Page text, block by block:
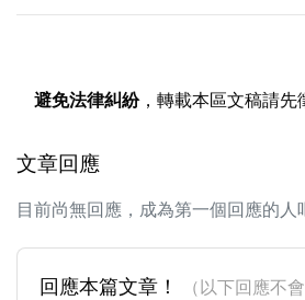
避免法律糾紛，轉載本區文稿請先
文章回應
目前尚無回應，成為第一個回應的人
回應本篇文章！
（以下回應不